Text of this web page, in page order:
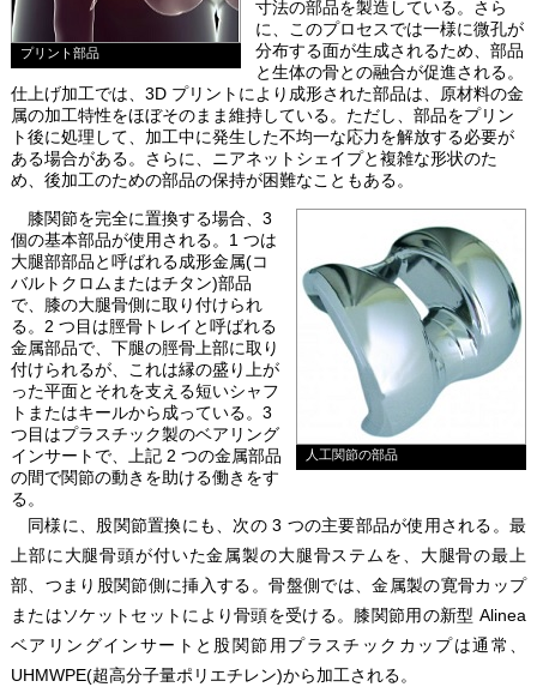
プリント部品
寸法の部品を製造している。さら
に、このプロセスでは一様に微孔が
分布する面が生成されるため、部品
と生体の骨との融合が促進される。
仕上げ加工では、3D プリントにより成形された部品は、原材料の金
属の加工特性をほぼそのまま維持している。ただし、部品をプリン
ト後に処理して、加工中に発生した不均一な応力を解放する必要が
ある場合がある。さらに、ニアネットシェイプと複雑な形状のた
め、後加工のための部品の保持が困難なこともある。
人工関節の部品
膝関節を完全に置換する場合、3
個の基本部品が使用される。1 つは
大腿部部品と呼ばれる成形金属(コ
バルトクロムまたはチタン)部品
で、膝の大腿骨側に取り付けられ
る。2 つ目は脛骨トレイと呼ばれる
金属部品で、下腿の脛骨上部に取り
付けられるが、これは縁の盛り上が
った平面とそれを支える短いシャフ
トまたはキールから成っている。3
つ目はプラスチック製のベアリング
インサートで、上記 2 つの金属部品
の間で関節の動きを助ける働きをす
る。
同様に、股関節置換にも、次の 3 つの主要部品が使用される。最
上部に大腿骨頭が付いた金属製の大腿骨ステムを、大腿骨の最上
部、つまり股関節側に挿入する。骨盤側では、金属製の寛骨カップ
またはソケットセットにより骨頭を受ける。膝関節用の新型 Alinea
ベアリングインサートと股関節用プラスチックカップは通常、
UHMWPE(超高分子量ポリエチレン)から加工される。